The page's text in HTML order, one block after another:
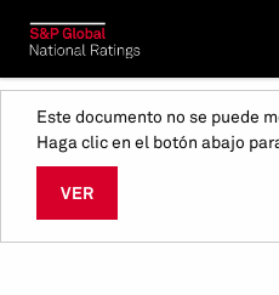
Este documento no se puede
Haga clic en el botón abajo
VER